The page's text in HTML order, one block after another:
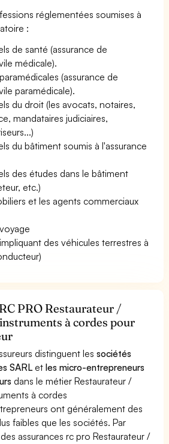
réglementées soumises à
:
de santé (assurance de
médicale).
(assurance de
paramédicale).
du droit (les avocats, notaires,
mandataires judiciaires,
du bâtiment soumis à l'assurance
des études dans le bâtiment
etc.)
et les agents commerciaux
des véhicules terrestres à
PRO Restaurateur /
à cordes pour
distinguent lessociétés
SARL etles micro-entrepreneurs
dans le métier Restaurateur /
à cordes
ont généralement des
faibles que les sociétés. Par
assurances rc pro Restaurateur /